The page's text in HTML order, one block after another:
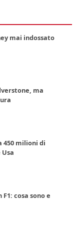
mai indossato
ma
450 milioni di
cosa sono e